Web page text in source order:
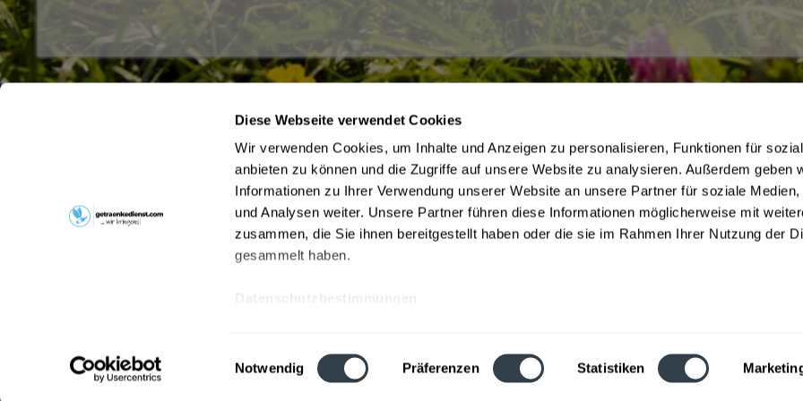
Diese Webseite verwendet Cookies
Wir verwenden Cookies, um Inhalte und Anzeigen zu personalisieren, Funktionen für
anbieten zu können und die Zugriffe auf unsere Website zu analysieren. Außerdem geben
Informationen zu Ihrer Verwendung unserer Website an unsere Partner für soziale Medien,
und Analysen weiter. Unsere Partner führen diese Informationen möglicherweise mit
zusammen, die Sie ihnen bereitgestellt haben oder die sie im Rahmen Ihrer Nutzung der
gesammelt haben.
Einwilligungsauswahl
Notwendig Präferenzen Statistiken
Hast du Fragen zu deiner Bestellung?
040/71 00 88 66an oder
schreib uns an
hamburg@getraenkedienst.com
Hinweise zum Jugendschutz
Liefer- und Zahlungsbedingungen Hamburg
Kontakt
Pfandrückgabe
Widerrufsrecht
Datenschutz Drink now
AGB Drink now
Webseitenbetreiber: Drink now GmbH:
Impressum